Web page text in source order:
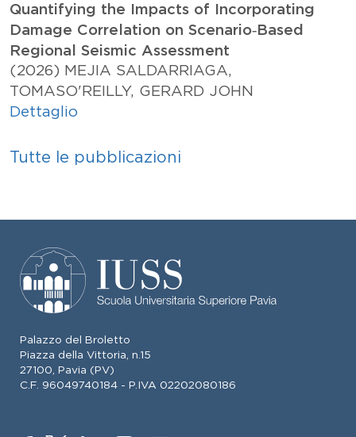
Quantifying the Impacts of Incorporating
Damage Correlation on Scenario‐Based
Regional Seismic Assessment
(2026) MEJIA SALDARRIAGA,
TOMASO'REILLY, GERARD JOHN
Dettaglio
Tutte le pubblicazioni
Palazzo del Broletto
Piazza della Vittoria, n.15
27100, Pavia (PV)
C.F. 96049740184 - P.IVA 02202080186